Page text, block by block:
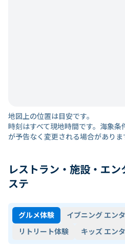
地図上の位置は目安です。
時刻はすべて現地時間です。海象
が予告なく変更される場合がありま
レストラン・施設・エ
ステ
グルメ体験
イブニング エン
リトリート体験
キッズ エン